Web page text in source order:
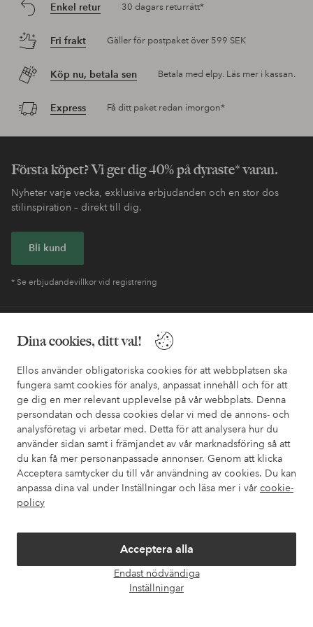
Dina cookies, ditt val!
Ellos använder obligatoriska cookies för att webbplatsen ska
fungera samt cookies för analys, anpassat innehåll och för att
ge dig en mer relevant upplevelse på vår webbplats. Denna
persondatan och dessa cookies delar vi med de annons- och
analysföretag vi arbetar med. Detta för att analysera hur du
använder sidan samt i främjandet av vår marknadsföring så att
du kan få mer personanpassade annonser. Genom att klicka
Acceptera samtycker du till vår användning av cookies. Du kan
anpassa dina val under Inställningar och läsa mer i vår cookie-
policy
Acceptera alla
Endast nödvändiga
Inställningar
Enkel retur 30 dagars returrätt*
Fri frakt Gäller för postpaket över 599 SEK
Köp nu, betala sen Betala med elpy. Läs mer i kassan.
Express Få ditt paket redan imorgon*
Första köpet? Vi ger dig 40% på dyraste* varan.
Nyheter varje vecka, exklusiva erbjudanden och en stor dos
stilinspiration – direkt till dig.
Bli kund
* Se erbjudandevillkor vid registrering
också information om hur du enklast kontaktar oss.
Kundservice Beställning Betalsätt
Mina sidor
Om Ellos